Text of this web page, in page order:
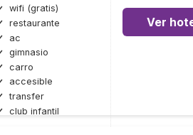
wifi (gratis)
restaurante
ac
gimnasio
carro
accesible
transfer
club infantil
Ver